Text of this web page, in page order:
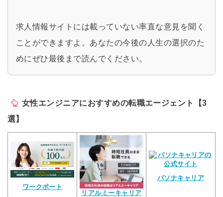
求人情報サイトには載っていない率直な意見を聞く
ことができますよ。あなたの今後の人生の選択のた
めにぜひ最後まで読んでください。
女性エンジニアにおすすめの転職エージェント【3
選】
ワークポート
リアルミーキャリア
パソナキャリア